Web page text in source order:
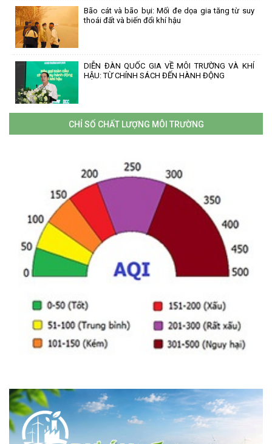
Bão cát và bão bụi: Mối đe dọa gia tăng từ suy
thoái đất và biến đổi khí hậu
DIỄN ĐÀN QUỐC GIA VỀ MÔI TRƯỜNG VÀ KHÍ
HẬU: TỪ CHÍNH SÁCH ĐẾN HÀNH ĐỘNG
CHỈ SỐ CHẤT LƯỢNG MÔI TRƯỜNG